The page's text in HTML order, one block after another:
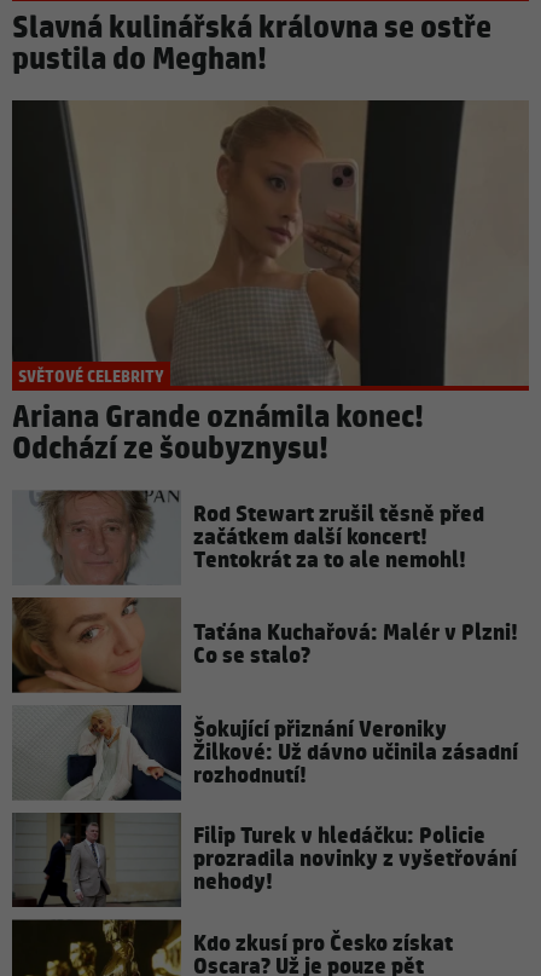
Slavná kulinářská královna se ostře
pustila do Meghan!
SVĚTOVÉ CELEBRITY
Ariana Grande oznámila konec!
Odchází ze šoubyznysu!
Rod Stewart zrušil těsně před
začátkem další koncert!
Tentokrát za to ale nemohl!
Taťána Kuchařová: Malér v Plzni!
Co se stalo?
Šokující přiznání Veroniky
Žilkové: Už dávno učinila zásadní
rozhodnutí!
Filip Turek v hledáčku: Policie
prozradila novinky z vyšetřování
nehody!
Kdo zkusí pro Česko získat
Oscara? Už je pouze pět